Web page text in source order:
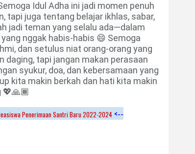
Idul Adha ini jadi momen penuh
tapi juga tentang belajar ikhlas, sabar,
jadi teman yang selalu ada—dalam
nggak habis-habis 😄 Semoga
dan setulus niat orang-orang yang
daging, tapi jangan makan perasaan
syukur, doa, dan kebersamaan yang
kita makin berkah dan hati kita makin
💖🙏🏾
Penerimaan Santri Baru 2022-2024<--